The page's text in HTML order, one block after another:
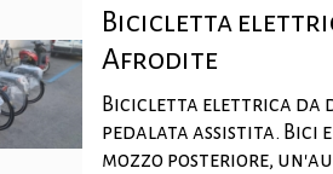
Bicicletta
Afrodite
Bicicletta elettrica da
pedalata assistita. Bici
mozzo posteriore,